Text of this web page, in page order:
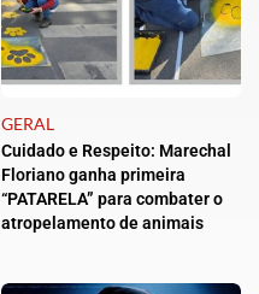
GERAL
Cuidado e Respeito: Marechal
Floriano ganha primeira
“PATARELA” para combater o
atropelamento de animais